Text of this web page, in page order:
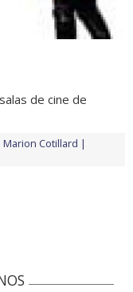
de cine de
Marion Cotillard